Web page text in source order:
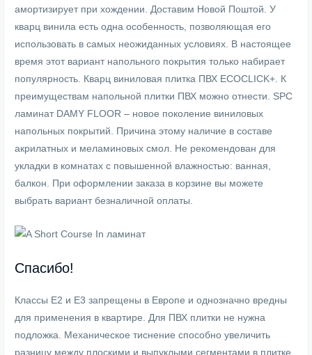
амортизирует при хождении. Доставим Новой Поштой. У
кварц винила есть одна особенность, позволяющая его
использовать в самых неожиданных условиях. В настоящее
время этот вариант напольного покрытия только набирает
популярность. Кварц виниловая плитка ПВХ ECOCLICK+. К
преимуществам напольной плитки ПВХ можно отнести. SPC
ламинат DAMY FLOOR – новое поколение виниловых
напольных покрытий. Причина этому наличие в составе
акрилатных и меламиновых смол. Не рекомендован для
укладки в комнатах с повышенной влажностью: ванная,
балкон. При оформлении заказа в корзине вы можете
выбрать вариант безналичной оплаты.
Спасибо!
Классы Е2 и Е3 запрещены в Европе и однозначно вредны
для применения в квартире. Для ПВХ плитки не нужна
подложка. Механическое тиснение способно увеличить
разницу между плоскими и выпуклыми сегментами в плитке.